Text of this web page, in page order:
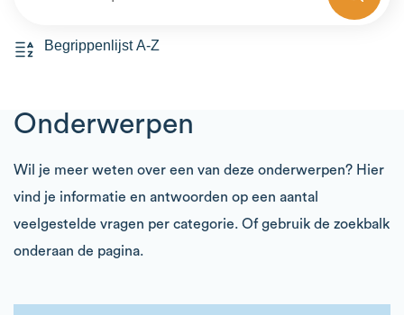
Onderwerpen
Wil je meer weten over een van deze onderwerpen? Hier
vind je informatie en antwoorden op een aantal
veelgestelde vragen per categorie. Of gebruik de zoekbalk
onderaan de pagina.